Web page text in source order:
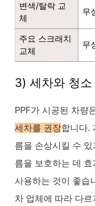
변색/탈락 교
체
무
주요 스크래치
교체
무
3) 세차와 청소
PPF가 시공된 차량
세차를 권장합니다.
름을 손상시킬 수
름을 보호하는 데
사용하는 것이 좋습
차 업체에 따라 다